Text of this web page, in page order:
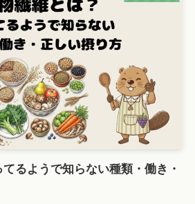
るようで知らない種類・働き・